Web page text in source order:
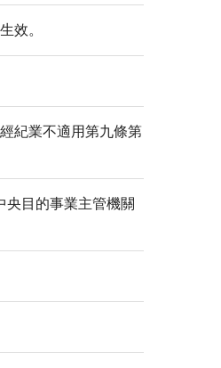
效。
紀業不適用第九條第
央目的事業主管機關